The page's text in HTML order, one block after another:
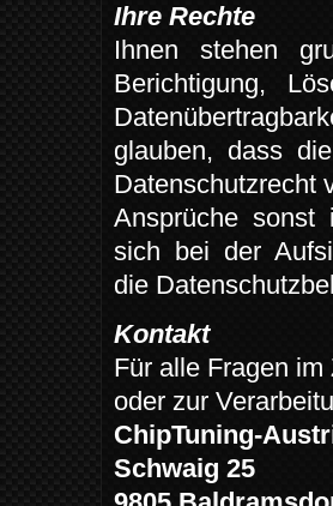
Ihre Rechte
Ihnen
stehen
Berichtigung,
glauben, dass die
Datenschutzrecht
Ansprüche sonst
sich bei der
die
Kontakt
Für alle Fragen
oder zur
ChipTuning-
Schwaig 25